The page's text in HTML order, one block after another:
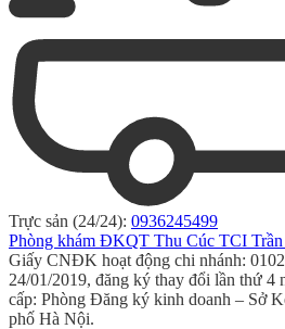
Trực sản (24/24): 0936245499
Phòng khám ĐKQT Thu Cúc TCI
Giấy CNĐK hoạt động chi nhánh:
24/01/2019, đăng ký thay đổi lần thứ 4
cấp: Phòng Đăng ký kinh doanh – Sở
phố Hà Nội.